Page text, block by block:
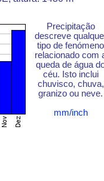
Precipitação
descreve
tipo de fenómeno
relacionado com
queda de água
céu. Isto inclui
chuvisco, chuva,
granizo ou neve.
mm/inch